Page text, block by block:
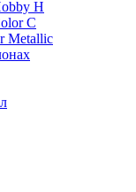
H
C
Metallic